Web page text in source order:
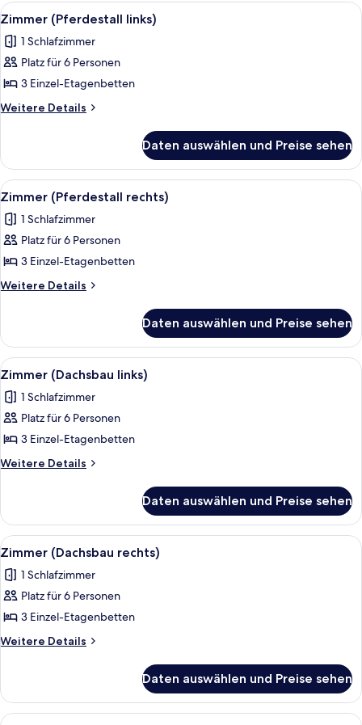
Alle
Fotos
für
Zimmer
(Pferdestall
links)
Zimmer (Pferdestall links) | Bettwäsche
3
Zimmer (Pferdestall links)
1 Schlafzimmer
Platz für 6 Personen
3 Einzel-Etagenbetten
Weitere Details
Weitere
(Pferdestall
links)
Daten auswählen und Preise sehen
Alle
Fotos
für
Zimmer
(Pferdestall
rechts)
2
Zimmer (Pferdestall rechts)
1 Schlafzimmer
Platz für 6 Personen
3 Einzel-Etagenbetten
Weitere Details
Weitere
(Pferdestall
rechts)
Daten auswählen und Preise sehen
Alle
Fotos
für
Zimmer
(Dachsbau
links)
2
Zimmer (Dachsbau links)
1 Schlafzimmer
Platz für 6 Personen
3 Einzel-Etagenbetten
Weitere Details
Weitere
(Dachsbau
links)
Daten auswählen und Preise sehen
Alle
Fotos
für
Zimmer
(Dachsbau
rechts)
2
Zimmer (Dachsbau rechts)
1 Schlafzimmer
Platz für 6 Personen
3 Einzel-Etagenbetten
Weitere Details
Weitere
(Dachsbau
rechts)
Daten auswählen und Preise sehen